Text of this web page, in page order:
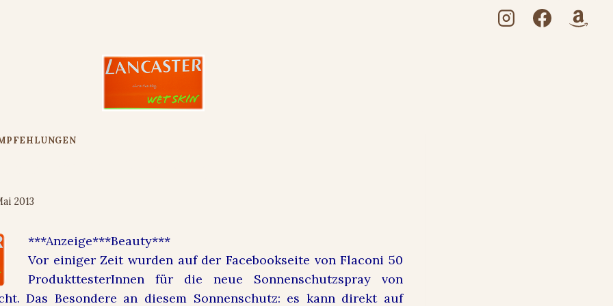
2013
***Anzeige***Beauty***
Vor einiger Zeit wurden auf der Facebookseite von Flaconi 50
ProdukttesterInnen für die neue Sonnenschutzspray von
Das Besondere an diesem Sonnenschutz: es kann direkt auf